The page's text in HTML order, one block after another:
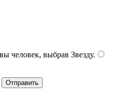
человек, выбрав Звезду.